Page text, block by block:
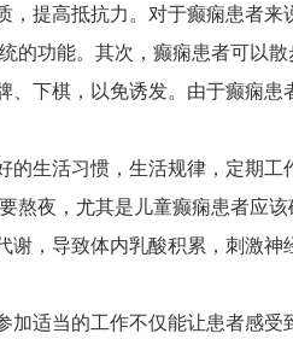
，提高抵抗力。对于癫痫患者
的功能。其次，癫痫患者可以
、下棋，以免诱发。由于癫痫
的生活习惯，生活规律，定期
熬夜，尤其是儿童癫痫患者应
谢，导致体内乳酸积累，刺激
加适当的工作不仅能让患者感